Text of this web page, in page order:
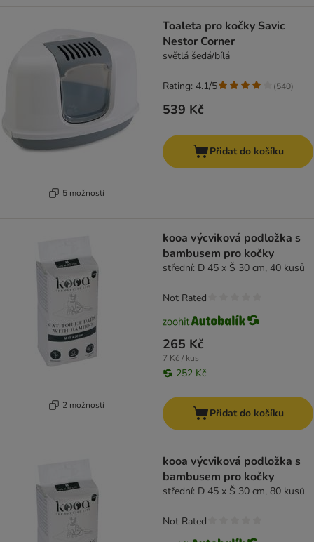
5 možností
Toaleta pro kočky Savic
Nestor Corner
světlá šedá/bílá
539 Kč
Rating: 4.1/5 (540)
Přidat do košíku
2 možností
kooa výcviková podložka s
bambusem pro kočky
střední: D 45 x Š 30 cm, 40 kusů
265 Kč
7 Kč / kus
252 Kč
Not Rated
Přidat do košíku
kooa výcviková podložka s
bambusem pro kočky
střední: D 45 x Š 30 cm, 80 kusů
Not Rated